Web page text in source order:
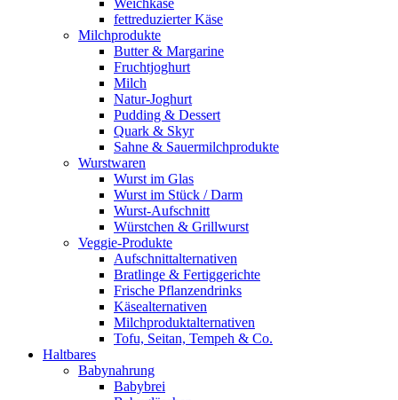
Weichkäse
fettreduzierter Käse
Milchprodukte
Butter & Margarine
Fruchtjoghurt
Milch
Natur-Joghurt
Pudding & Dessert
Quark & Skyr
Sahne & Sauermilchprodukte
Wurstwaren
Wurst im Glas
Wurst im Stück / Darm
Wurst-Aufschnitt
Würstchen & Grillwurst
Veggie-Produkte
Aufschnittalternativen
Bratlinge & Fertiggerichte
Frische Pflanzendrinks
Käsealternativen
Milchproduktalternativen
Tofu, Seitan, Tempeh & Co.
Haltbares
Babynahrung
Babybrei